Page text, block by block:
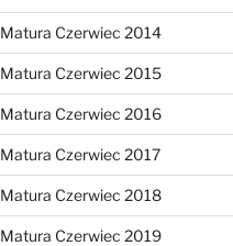
Matura Czerwiec 2014
Matura Czerwiec 2015
Matura Czerwiec 2016
Matura Czerwiec 2017
Matura Czerwiec 2018
Matura Czerwiec 2019